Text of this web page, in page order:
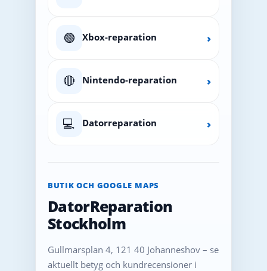
🟢 Xbox-reparation ›
🔴 Nintendo-reparation ›
💻 Datorreparation ›
BUTIK OCH GOOGLE MAPS
DatorReparation
Stockholm
Gullmarsplan 4, 121 40 Johanneshov – se
aktuellt betyg och kundrecensioner i